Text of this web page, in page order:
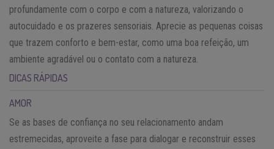
profundamente com o corpo e com a natureza, valorizando o
autocuidado e os prazeres sensoriais. Aprecie as pequenas coisas
que trazem conforto e bem-estar, como uma boa refeição, um
ambiente agradável ou o contato com a natureza.
DICAS RÁPIDAS
AMOR
Se as bases de confiança no seu relacionamento andam
estremecidas, aproveite a fase para dialogar e reconstruir esses